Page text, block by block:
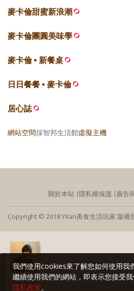
麥卡倫甜蜜新浪潮
麥卡倫團圓美味學
麥卡倫 • 新餐桌
日日餐餐 • 麥卡倫
居心誌
網站空間採智邦生活館虛擬主機
關於本站 ∣隱私權保護 ∣ 廣告
Copyright © 2018 Yilan美食生活玩家 版
我們使用cookies來了解您如何使用我
繼續使用我們的網站，即表示您接受
隱私政策。